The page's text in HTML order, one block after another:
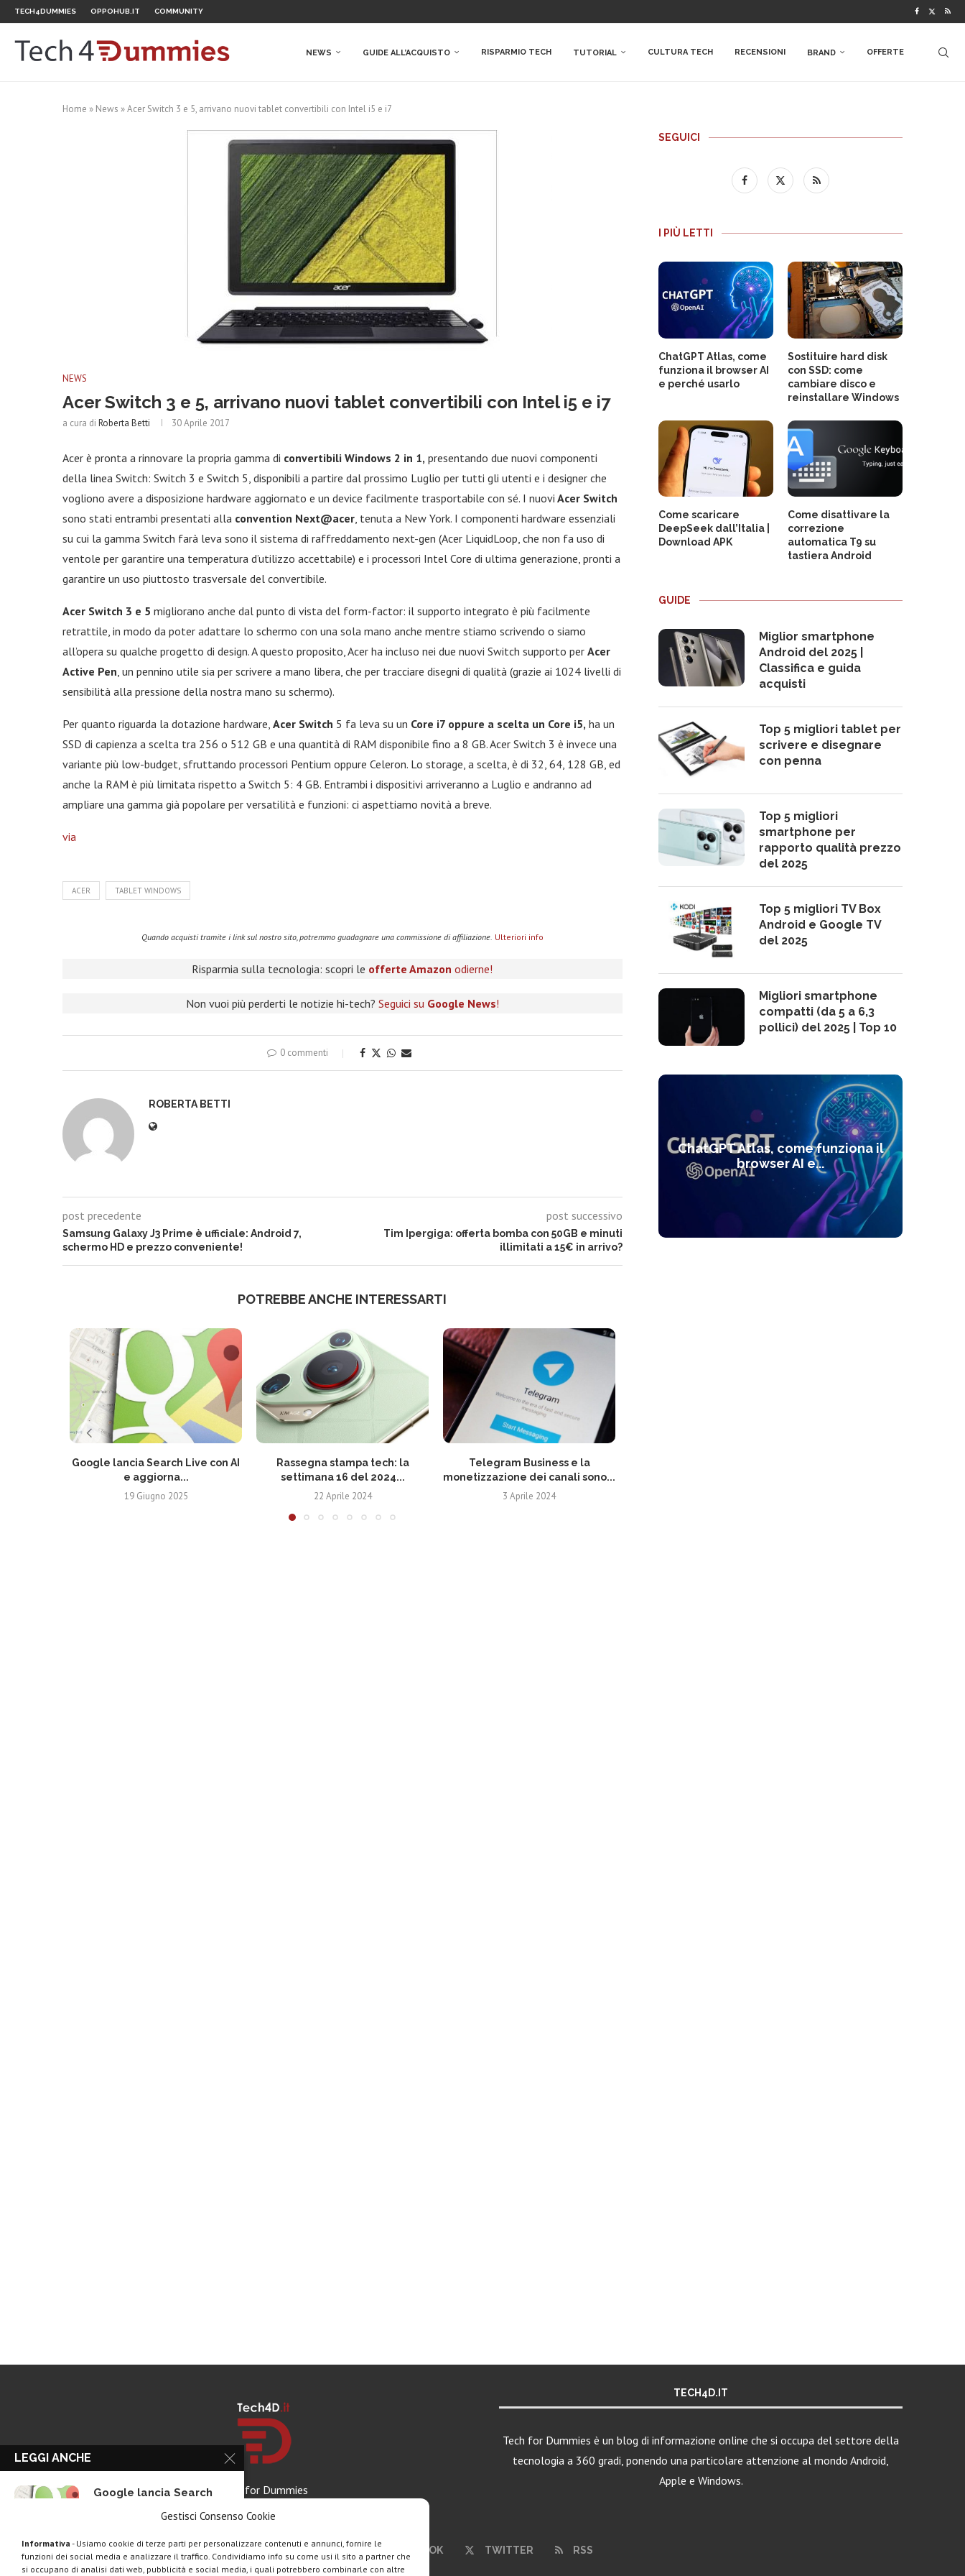
Gestisci Consenso Cookie
Informativa - Usiamo cookie di terze parti per personalizzare contenuti e annunci, fornire le
funzioni dei social media e analizzare il traffico. Condividiamo info su come usi il sito a partner che
si occupano di analisi dati web, pubblicità e social media, i quali potrebbero combinarle con altre
TECH4DUMMIES OPPOHUB.IT COMMUNITY
NEWS GUIDE ALL’ACQUISTO RISPARMIO TECH TUTORIAL CULTURA TECH RECENSIONI BRAND OFFERTE
Home » News »Acer Switch 3 e 5, arrivano nuovi tablet convertibili con Intel i5 e i7
NEWS
Acer Switch 3 e 5, arrivano nuovi tablet convertibili con Intel i5 e i7
a cura di Roberta Betti 30 Aprile 2017
Acer è pronta a rinnovare la propria gamma di convertibili Windows 2 in 1, presentando due nuovi componenti
della linea Switch: Switch 3 e Switch 5, disponibili a partire dal prossimo Luglio per tutti gli utenti e i designer che
vogliono avere a disposizione hardware aggiornato e un device facilmente trasportabile con sé. I nuovi Acer Switch
sono stati entrambi presentati alla convention Next@acer, tenuta a New York. I componenti hardware essenziali
su cui la gamma Switch farà leva sono il sistema di raffreddamento next-gen (Acer LiquidLoop, che non fa uso di
ventole per garantire una temperatura d’utilizzo accettabile) e i processori Intel Core di ultima generazione, pronti a
garantire un uso piuttosto trasversale del convertibile.
Acer Switch 3 e 5 migliorano anche dal punto di vista del form-factor: il supporto integrato è più facilmente
retrattile, in modo da poter adattare lo schermo con una sola mano anche mentre stiamo scrivendo o siamo
all’opera su qualche progetto di design. A questo proposito, Acer ha incluso nei due nuovi Switch supporto per Acer
Active Pen, un pennino utile sia per scrivere a mano libera, che per tracciare disegni di qualità (grazie ai 1024 livelli di
sensibilità alla pressione della nostra mano su schermo).
Per quanto riguarda la dotazione hardware, Acer Switch 5 fa leva su un Core i7 oppure a scelta un Core i5, ha un
SSD di capienza a scelta tra 256 o 512 GB e una quantità di RAM disponibile fino a 8 GB. Acer Switch 3 è invece una
variante più low-budget, sfruttando processori Pentium oppure Celeron. Lo storage, a scelta, è di 32, 64, 128 GB, ed
anche la RAM è più limitata rispetto a Switch 5: 4 GB. Entrambi i dispositivi arriveranno a Luglio e andranno ad
ampliare una gamma già popolare per versatilità e funzioni: ci aspettiamo novità a breve.
via
ACER TABLET WINDOWS
Quando acquisti tramite i link sul nostro sito, potremmo guadagnare una commissione di affiliazione. Ulteriori info
Risparmia sulla tecnologia: scopri le offerte Amazon odierne!
Non vuoi più perderti le notizie hi-tech? Seguici su Google News!
0 commenti
ROBERTA BETTI
post precedente
Samsung Galaxy J3 Prime è ufficiale: Android 7,
schermo HD e prezzo conveniente!
post successivo
Tim Ipergiga: offerta bomba con 50GB e minuti
illimitati a 15€ in arrivo?
POTREBBE ANCHE INTERESSARTI
Google lancia Search Live con AI
e aggiorna...
19 Giugno 2025
Rassegna stampa tech: la
settimana 16 del 2024...
22 Aprile 2024
Telegram Business e la
monetizzazione dei canali sono...
3 Aprile 2024
SEGUICI
I PIÙ LETTI
ChatGPT Atlas, come
funziona il browser AI
e perché usarlo
Sostituire hard disk
con SSD: come
cambiare disco e
reinstallare Windows
Come scaricare
DeepSeek dall’Italia |
Download APK
Come disattivare la
correzione
automatica T9 su
tastiera Android
GUIDE
Miglior smartphone
Android del 2025 |
Classifica e guida
acquisti
Top 5 migliori tablet per
scrivere e disegnare
con penna
Top 5 migliori
smartphone per
rapporto qualità prezzo
del 2025
Top 5 migliori TV Box
Android e Google TV
del 2025
Migliori smartphone
compatti (da 5 a 6,3
pollici) del 2025 | Top 10
ChatGPT Atlas, come funziona il
browser AI e...
Tech for Dummies
TECH4D.IT
Tech for Dummies è un blog di informazione online che si occupa del settore della
tecnologia a 360 gradi, ponendo una particolare attenzione al mondo Android,
Apple e Windows.
FACEBOOK TWITTER RSS
LEGGI ANCHE
Google lancia Search
Rassegna stampa tech: